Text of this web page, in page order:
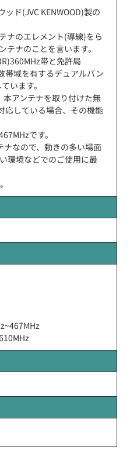
ッド(JVC KENWOOD)製の
ナのエレメント(導線)をら
テナのことを言います。
帯と免許局
帯域を有するデュアルバン
います。
本アンテナを取り付けた無
応している場合、その機能
です。
ナなので、動きの多い場面
環境などでのご使用に最